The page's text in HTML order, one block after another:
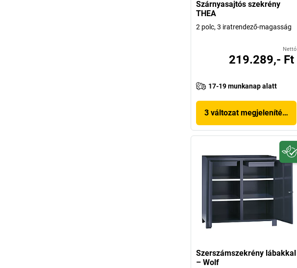
Szárnyasajtós szekrény
THEA
2 polc, 3 iratrendező-magasság
Nettó
219.289,- Ft
17-19 munkanap alatt
3 változat megjelenítése
Szerszámszekrény lábakkal
– Wolf